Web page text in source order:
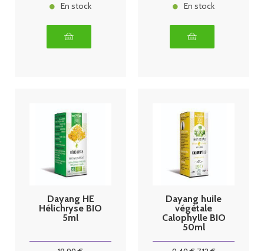
En stock En stock
Dayang HE
Hélichryse BIO
5ml
Dayang huile
végétale
Calophylle BIO
50ml